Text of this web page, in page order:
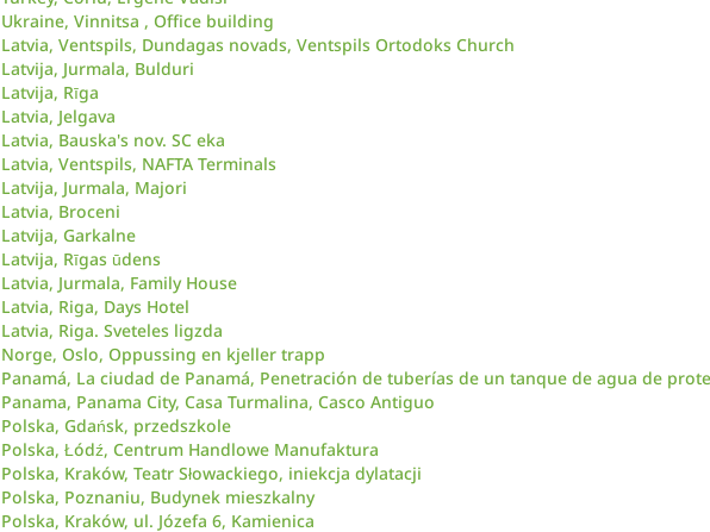
Ukraine, Vinnitsa , Office building
Latvia, Ventspils, Dundagas novads, Ventspils Ortodoks Church
Latvija, Jurmala, Bulduri
Latvija, Rīga
Latvia, Jelgava
Latvia, Bauska's nov. SC eka
Latvia, Ventspils, NAFTA Terminals
Latvija, Jurmala, Majori
Latvia, Broceni
Latvija, Garkalne
Latvija, Rīgas ūdens
Latvia, Jurmala, Family House
Latvia, Riga, Days Hotel
Latvia, Riga. Sveteles ligzda
Norge, Oslo, Oppussing en kjeller trapp
Panamá, La ciudad de Panamá, Penetración de tuberías de un tanque de agua de
Panama, Panama City, Casa Turmalina, Casco Antiguo
Polska, Gdańsk, przedszkole
Polska, Łódź, Centrum Handlowe Manufaktura
Polska, Kraków, Teatr Słowackiego, iniekcja dylatacji
Polska, Poznaniu, Budynek mieszkalny
Polska, Kraków, ul. Józefa 6, Kamienica